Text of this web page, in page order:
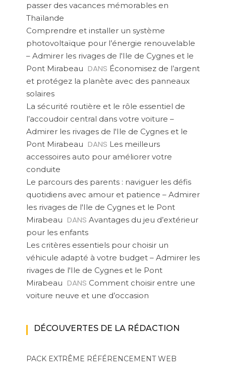
passer des vacances mémorables en
Thaïlande
Comprendre et installer un système
photovoltaïque pour l’énergie renouvelable
– Admirer les rivages de l'Ile de Cygnes et le
Pont Mirabeau DANS Économisez de l’argent
et protégez la planète avec des panneaux
solaires
La sécurité routière et le rôle essentiel de
l’accoudoir central dans votre voiture –
Admirer les rivages de l'Ile de Cygnes et le
Pont Mirabeau DANS Les meilleurs
accessoires auto pour améliorer votre
conduite
Le parcours des parents : naviguer les défis
quotidiens avec amour et patience – Admirer
les rivages de l'Ile de Cygnes et le Pont
Mirabeau DANS Avantages du jeu d’extérieur
pour les enfants
Les critères essentiels pour choisir un
véhicule adapté à votre budget – Admirer les
rivages de l'Ile de Cygnes et le Pont
Mirabeau DANS Comment choisir entre une
voiture neuve et une d’occasion
DÉCOUVERTES DE LA RÉDACTION
PACK EXTRÊME RÉFÉRENCEMENT WEB